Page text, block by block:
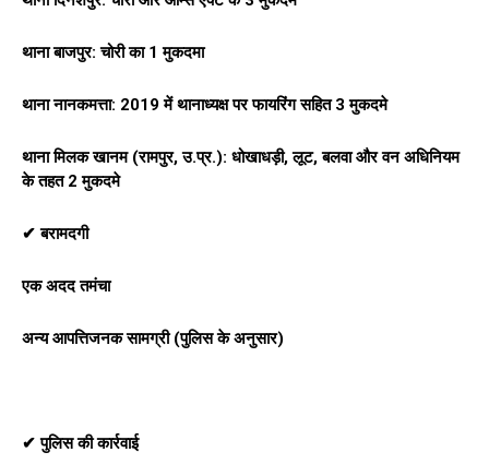
थाना बाजपुर: चोरी का 1 मुकदमा
थाना नानकमत्ता: 2019 में थानाध्यक्ष पर फायरिंग सहित 3 मुकदमे
थाना मिलक खानम (रामपुर, उ.प्र.): धोखाधड़ी, लूट, बलवा और वन अधिनियम
के तहत 2 मुकदमे
✔ बरामदगी
एक अदद तमंचा
अन्य आपत्तिजनक सामग्री (पुलिस के अनुसार)
✔ पुलिस की कार्रवाई